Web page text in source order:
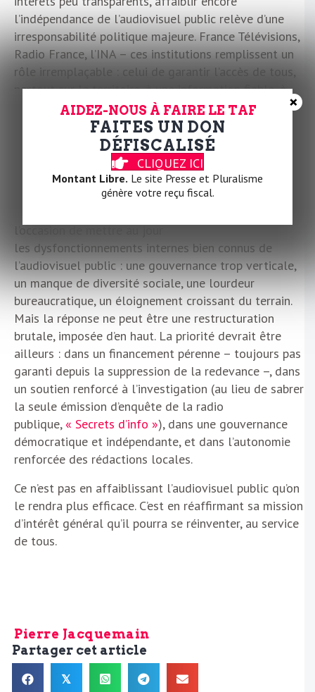
l’indépendance de l’audiovisuel public relève d’une
irresponsabilité politique majeure. France Télévisions,
Radio France, l’INA – ces institutions remplissent un
rôle irremplaçable : celui de garantir l’accès de tous,
partout sur le territoire, à une information fiable, à
une création artistique vivante, à une culture
accessible et à une éducation continue. Le réseau
local Ici, ex-France Bleu et France 3, incarne
cette proximité avec les territoires, leurs voix, leurs
réalités. Ce lien direct, ce pluralisme territorial,
n’existe plus dans les grands groupes privés,
l’occasion de mettre au jour
les dysfonctionnements internes bien connus de
l’audiovisuel public : une gouvernance trop verticale,
un manque de diversité sociale, une lourdeur
bureaucratique, un éloignement croissant du terrain.
Mais la réponse ne peut être une restructuration
brutale, imposée d’en haut. La priorité devrait être
ailleurs : dans un financement pérenne – toujours pas
garanti depuis la suppression de la redevance –, dans
un soutien renforcé à l’investigation (au lieu de sabrer
la seule émission d’enquête de la radio
publique,« Secrets d’info »), dans une gouvernance
démocratique et indépendante, et dans l’autonomie
renforcée des rédactions locales.
Ce n’est pas en affaiblissant l’audiovisuel public qu’on
le rendra plus efficace. C’est en réaffirmant sa mission
d’intérêt général qu’il pourra se réinventer, au service
de tous.
Pierre Jacquemain
Partager cet article
𝕏
AIDEZ-NOUS À FAIRE LE TAF
FAITES UN DON
DÉFISCALISÉ
CLIQUEZ ICI
Montant Libre. Le site Presse et Pluralisme
génère votre reçu fiscal.
×